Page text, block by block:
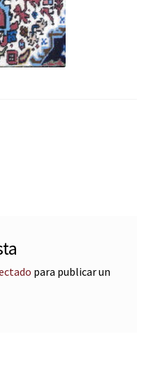
para publicar un